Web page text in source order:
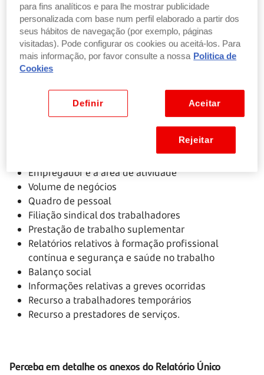
Este relatório abrange uma grande variedade de
detalhes, desde informações mais básicas sobre a
empresa e os seus trabalhadores, até questões mais
específicas, como contratos de trabalho, acidentes de
trabalho, formação profissional e outros elementos
Essencialmente, deve reunir informações detalhadas
Empregador e a área de atividade
Volume de negócios
Quadro de pessoal
Filiação sindical dos trabalhadores
Prestação de trabalho suplementar
Relatórios relativos à formação profissional
contínua e segurança e saúde no trabalho
Balanço social
Informações relativas a greves ocorridas
Recurso a trabalhadores temporários
Recurso a prestadores de serviços.
Perceba em detalhe os anexos do Relatório Único
para fins analíticos e para lhe mostrar publicidade
personalizada com base num perfil elaborado a partir dos
seus hábitos de navegação (por exemplo, páginas
visitadas). Pode configurar os cookies ou aceitá-los. Para
mais informação, por favor consulte a nossa Politica de
Cookies
Aceitar
Definir
Rejeitar